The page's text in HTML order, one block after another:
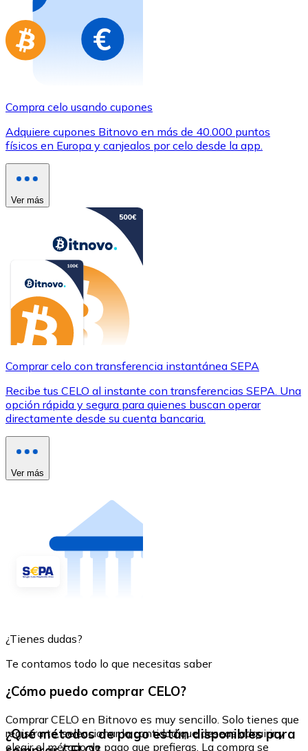
Ir a la tienda de tarjetas regalo
Compra celo usando cupones
Adquiere cupones Bitnovo en más de 40.000 puntos
físicos en Europa y canjealos por celo desde la app.
Ver más
Comprar celo con transferencia instantánea SEPA
Recibe tus CELO al instante con transferencias SEPA. Una
opción rápida y segura para quienes buscan operar
directamente desde su cuenta bancaria.
Ver más
¿Tienes dudas?
Te contamos todo lo que necesitas saber
¿Cómo puedo comprar CELO?
Comprar CELO en Bitnovo es muy sencillo. Solo tienes que
registrarte, seleccionar la cantidad que deseas adquirir y
elegir el método de pago que prefieras. La compra se
¿Qué métodos de pago están disponibles para